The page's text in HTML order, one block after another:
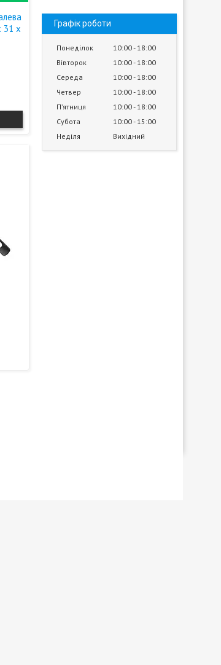
31 х
Графік роботи
Понеділок 10:00 18:00
Вівторок
10:00 18:00
Середа
10:00 18:00
Четвер
10:00 18:00
Пʼятниця
10:00 18:00
Субота
10:00 15:00
Неділя
Вихідний